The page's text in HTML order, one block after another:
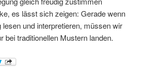
es lässt sich zeigen: Gerade wenn
lesen und interpretieren, müssen wir
bei traditionellen Mustern landen.